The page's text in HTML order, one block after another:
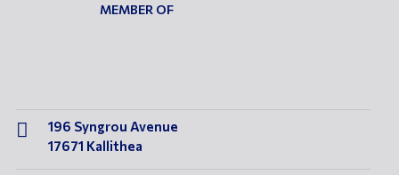
MEMBER OF

196 Syngrou Avenue
17671 Kallithea